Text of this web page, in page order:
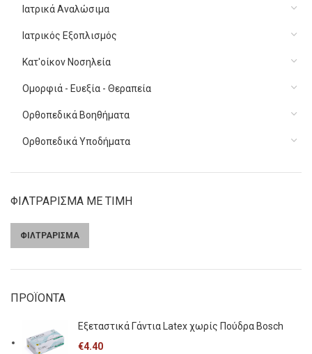
Ιατρικά Αναλώσιμα
Ιατρικός Εξοπλισμός
Κατ'οίκον Νοσηλεία
Ομορφιά - Ευεξία - Θεραπεία
Ορθοπεδικά Βοηθήματα
Ορθοπεδικά Υποδήματα
ΦΙΛΤΡΑΡΙΣΜΑ ΜΕ ΤΙΜΗ
Ελάχιστη
Μέγιστη
ΦΙΛΤΡΑΡΙΣΜΑ
ΠΡΟΪΟΝΤΑ
Εξεταστικά Γάντια Latex χωρίς Πούδρα Bosch
€4.40